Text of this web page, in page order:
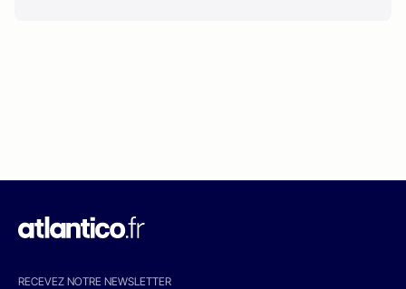
RECEVEZ NOTRE NEWSLETTER